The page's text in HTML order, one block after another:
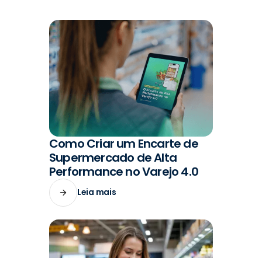
#VENDAS
Como Criar um Encarte de
Supermercado de Alta
Performance no Varejo 4.0
Leia mais